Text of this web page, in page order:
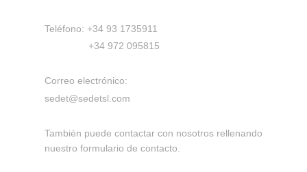
Teléfono: +34 93 1735911
+34 972 095815
Correo electrónico:
sedet@sedetsl.com
También puede contactar con nosotros rellenando
nuestro formulario de contacto.